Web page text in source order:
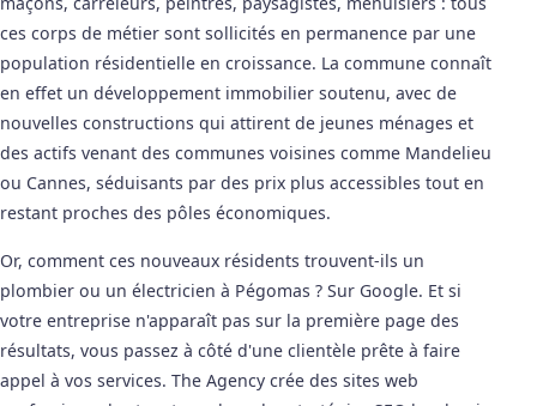
ces corps de métier sont sollicités en permanence par une
population résidentielle en croissance. La commune connaît
en effet un développement immobilier soutenu, avec de
nouvelles constructions qui attirent de jeunes ménages et
des actifs venant des communes voisines comme Mandelieu
ou Cannes, séduisants par des prix plus accessibles tout en
restant proches des pôles économiques.
Or, comment ces nouveaux résidents trouvent-ils un
plombier ou un électricien à Pégomas ? Sur Google. Et si
votre entreprise n'apparaît pas sur la première page des
résultats, vous passez à côté d'une clientèle prête à faire
appel à vos services. The Agency crée des sites web